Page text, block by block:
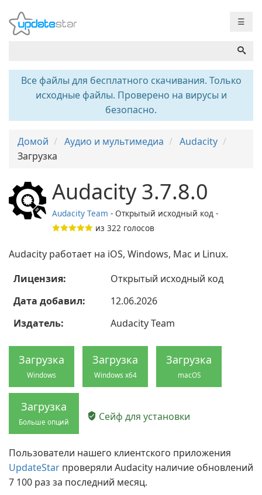
☰
Все файлы для бесплатного скачивания. Только
исходные файлы. Проверено на вирусы и
безопасно.
Домой Аудио и мультимедиа
Audacity
Загрузка
Audacity 3.7.8.0
Audacity Team - Открытый исходный код -
из 322 голосов
Audacity работает на iOS, Windows, Mac и Linux.
Лицензия:
Открытый исходный код
Дата добавил:
12.06.2026
Издатель:
Audacity Team
Загрузка
Windows
Загрузка
Windows x64
Загрузка
macOS
Загрузка
Больше опций Сейф для установки
Пользователи нашего клиентского приложения
UpdateStar проверяли Audacity наличие обновлений
7 100 раз за последний месяц.